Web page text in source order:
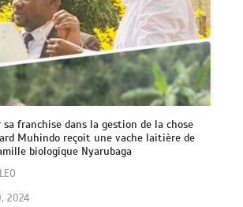
sa franchise dans la gestion de la chose
Muhindo reçoit une vache laitière de
biologique Nyarubaga
2024